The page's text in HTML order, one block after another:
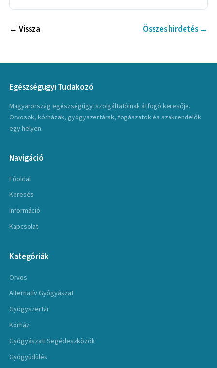
← Vissza Összes hirdetés →
Egészségügyi Tudakozó
Magyarország egészségügyi szolgáltatóinak átfogó keresője.
Orvosok, kórházak, gyógyszertárak, fogászatok és szakrendelők
egy helyen.
Navigáció
Főoldal
Keresés
Információ
Kapcsolat
Kategóriák
Orvos
Alternatív Gyógyászat
Gyógyszertár
Kórház
Gyógyászati Segédeszközök
Gyógyüdülés